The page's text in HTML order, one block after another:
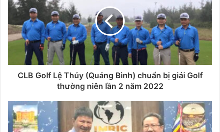
CLB Golf Lệ Thủy (Quảng Bình) chuẩn bị giải Golf
thường niên lần 2 năm 2022